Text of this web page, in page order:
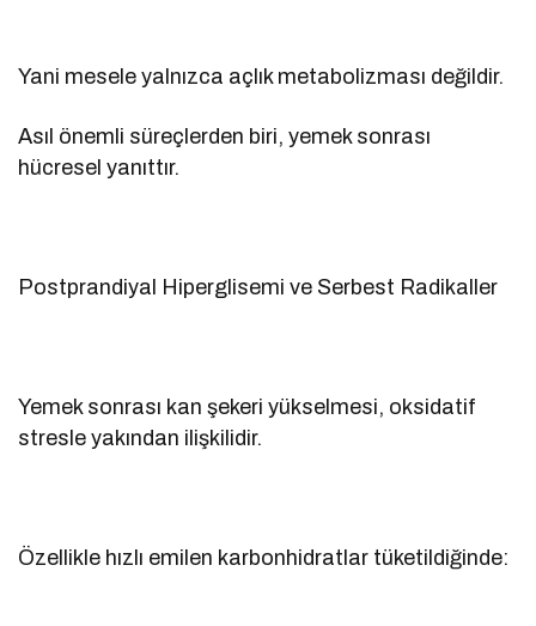
Yani mesele yalnızca açlık metabolizması değildir.
Asıl önemli süreçlerden biri, yemek sonrası
hücresel yanıttır.
Postprandiyal Hiperglisemi ve Serbest Radikaller
Yemek sonrası kan şekeri yükselmesi, oksidatif
stresle yakından ilişkilidir.
Özellikle hızlı emilen karbonhidratlar tüketildiğinde: